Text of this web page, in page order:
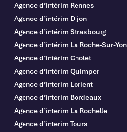
Agence d’intérim Rennes
Agence d’intérim Dijon
Agence d’intérim Strasbourg
Agence d’intérim La Roche-Sur-Yon
Agence d’intérim Cholet
Agence d’intérim Quimper
Agence d’interim Lorient
Agence d’interim Bordeaux
Agence d’interim La Rochelle
Agence d’interim Tours